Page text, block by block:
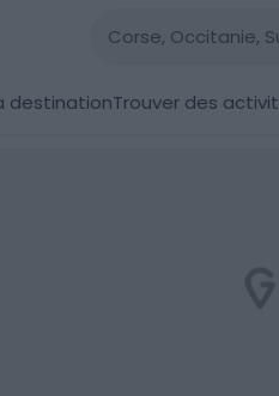
destinationTrouver des